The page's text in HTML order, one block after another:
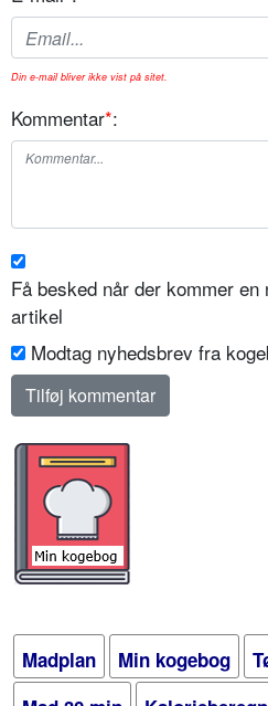
Din e-mail bliver ikke vist på sitet.
Kommentar*:
Få besked når der kommer
artikel
Modtag nyhedsbrev fra
Madplan Min kogebog